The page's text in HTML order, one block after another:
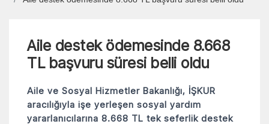
Aile destek ödemesinde 8.668
TL başvuru süresi belli oldu
Aile ve Sosyal Hizmetler Bakanlığı, İŞKUR
aracılığıyla işe yerleşen sosyal yardım
yararlanıcılarına 8.668 TL tek seferlik destek